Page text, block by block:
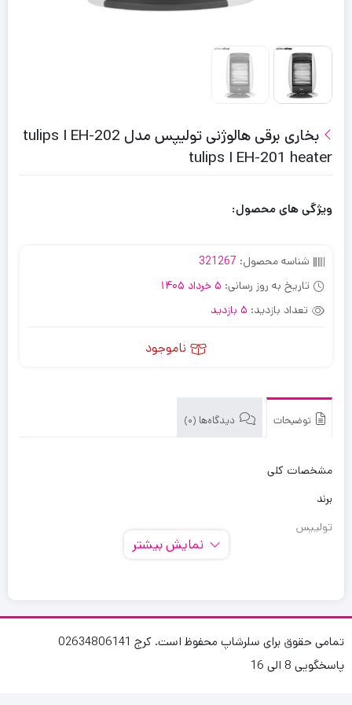
بخاری برقی هالوژنی تولیپس مدل EH-202 ا tulips
EH-201 heater ا tulips
ویژگی های محصول:
شناسه محصول: 321267
تاریخ به روز رسانی: 5 خرداد 1405
تعداد بازدید: 5 بازدید
ناموجود
توضیحات دیدگاه‌ها (0)
مشخصات کلی
برند
تولیپس
مدل
EH-202
وزن
نمایش بیشتر
تمامی حقوق برای سلرشاپ محفوظ است. کرج 02634806141
پاسخگویی 8 الی 16